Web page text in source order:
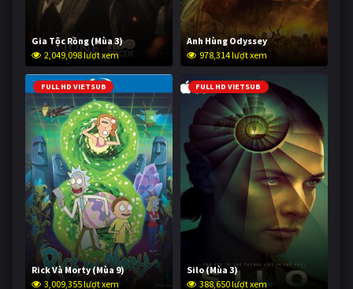
Gia Tộc Rồng (Mùa 3)
2,049,098 lượt xem
Anh Hùng Odyssey
978,314 lượt xem
FULL HD VIETSUB
Rick Và Morty (Mùa 9)
3,009,355 lượt xem
FULL HD VIETSUB
Silo (Mùa 3)
388,650 lượt xem